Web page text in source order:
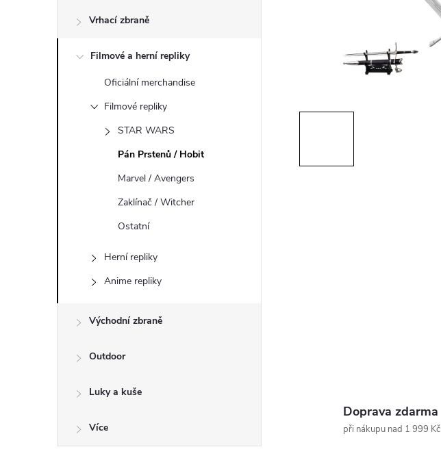
r
e
Vrhací zbraně
Filmové a herní repliky
Oficiální merchandise
Filmové repliky
STAR WARS
Pán Prstenů / Hobit
Marvel / Avengers
Zaklínač / Witcher
Ostatní
Herní repliky
Anime repliky
Východní zbraně
Outdoor
Luky a kuše
Více
Doprava zdarma
při nákupu nad 1 999 Kč